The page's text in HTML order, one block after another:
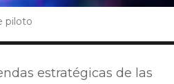
piloto
estratégicas de las